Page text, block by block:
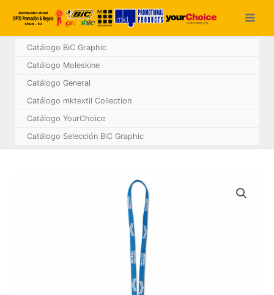
Catálogo BiC Graphic
Catálogo Moleskine
Catálogo General
Catálogo mktextil Collection
Catálogo YourChoice
Catálogo Selección BiC Graphic